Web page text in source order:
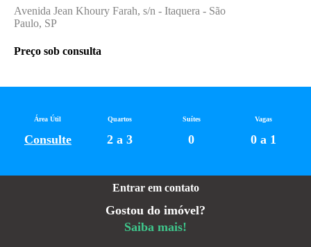
Entrar em contato
Gostou do imóvel?
Saiba mais!
Área Útil
Consulte
Quartos
2 a 3
Suítes
0
Vagas
0 a 1
Avenida Jean Khoury Farah, s/n - Itaquera - São
Paulo, SP
Preço sob consulta